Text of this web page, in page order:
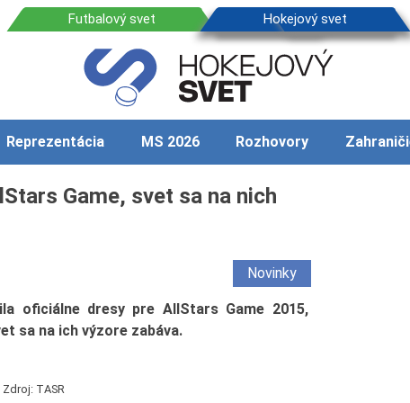
Reprezentácia MS 2026 Rozhovory
Game, svet sa na nich
Novinky
oficiálne dresy pre AllStars Game 2015,
sa na ich výzore zabáva.
Zdroj: TASR